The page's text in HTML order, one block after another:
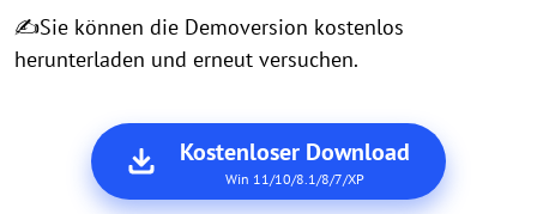
✍Sie können die Demoversion kostenlos
herunterladen und erneut versuchen.
Kostenloser Download
Win 11/10/8.1/8/7/XP